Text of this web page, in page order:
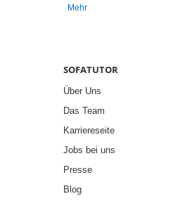
Mehr
SOFATUTOR
Über Uns
Das Team
Karriereseite
Jobs bei uns
Presse
Blog